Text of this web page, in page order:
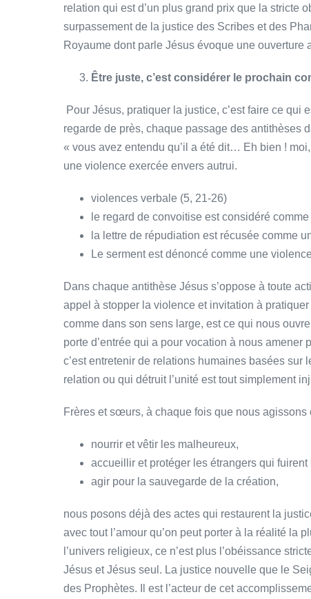
relation qui est d’un plus grand prix que la stricte
surpassement de la justice des Scribes et des
Royaume dont parle Jésus évoque une ouverture
Être juste, c’est considérer le prochain
Pour Jésus, pratiquer la justice, c’est faire ce qui
regarde de près, chaque passage des antithèses
« vous avez entendu qu’il a été dit… Eh bien !
une violence exercée envers autrui.
violences verbale (5, 21-26)
le regard de convoitise est considéré
la lettre de répudiation est récusée comme
Le serment est dénoncé comme une
Dans chaque antithèse Jésus s’oppose à toute
appel à stopper la violence et invitation à
comme dans son sens large, est ce qui nous
porte d’entrée qui a pour vocation à nous amener
c’est entretenir de relations humaines basées sur
relation ou qui détruit l’unité est tout simplement
Frères et sœurs, à chaque fois que nous
nourrir et vêtir les malheureux,
accueillir et protéger les étrangers qui
agir pour la sauvegarde de la création,
nous posons déjà des actes qui restaurent la
avec tout l’amour qu’on peut porter à la réalité la
l’univers religieux, ce n’est plus l’obéissance
Jésus et Jésus seul. La justice nouvelle que le
des Prophètes. Il est l’acteur de cet